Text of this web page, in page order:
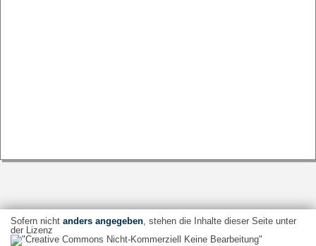
Sofern nicht anders angegeben, stehen die Inhalte dieser Seite unter
der Lizenz